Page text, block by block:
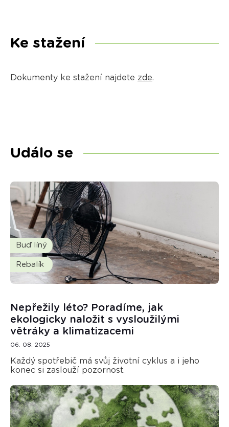
Ke stažení
Dokumenty ke stažení najdete zde.
Událo se
Buď líný
Rebalík
Nepřežily léto? Poradíme, jak
ekologicky naložit s vysloužilými
větráky a klimatizacemi
06. 08. 2025
Každý spotřebič má svůj životní cyklus a i jeho
konec si zaslouží pozornost.